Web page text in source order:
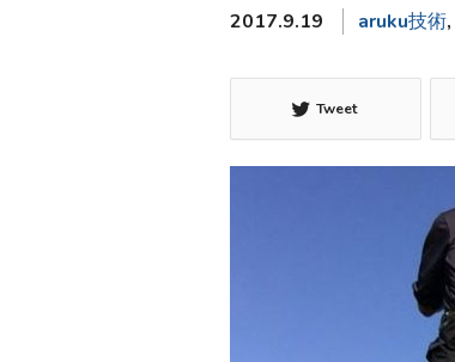
2017.9.19 aruku技術,
Tweet